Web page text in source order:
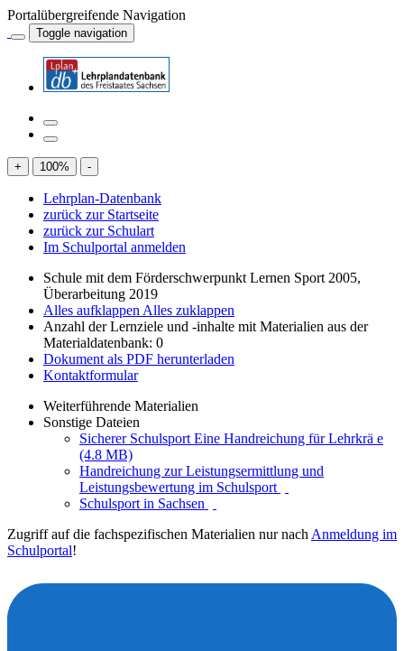
Portalübergreifende Navigation
Toggle navigation
+ 100% -
Lehrplan-Datenbank
zurück zur Startseite
zurück zur Schulart
Im Schulportal anmelden
Schule mit dem Förderschwerpunkt Lernen Sport 2005,
Überarbeitung 2019
Alles aufklappen Alles zuklappen
Anzahl der Lernziele und -inhalte mit Materialien aus der
Materialdatenbank: 0
Dokument als PDF herunterladen
Kontaktformular
Weiterführende Materialien
Sonstige Dateien
Sicherer Schulsport Eine Handreichung für Lehrkrä e
(4.8 MB)
Handreichung zur Leistungsermittlung und
Leistungsbewertung im Schulsport
Schulsport in Sachsen
Zugriff auf die fachspezifischen Materialien nur nach Anmeldung im
Schulportal!